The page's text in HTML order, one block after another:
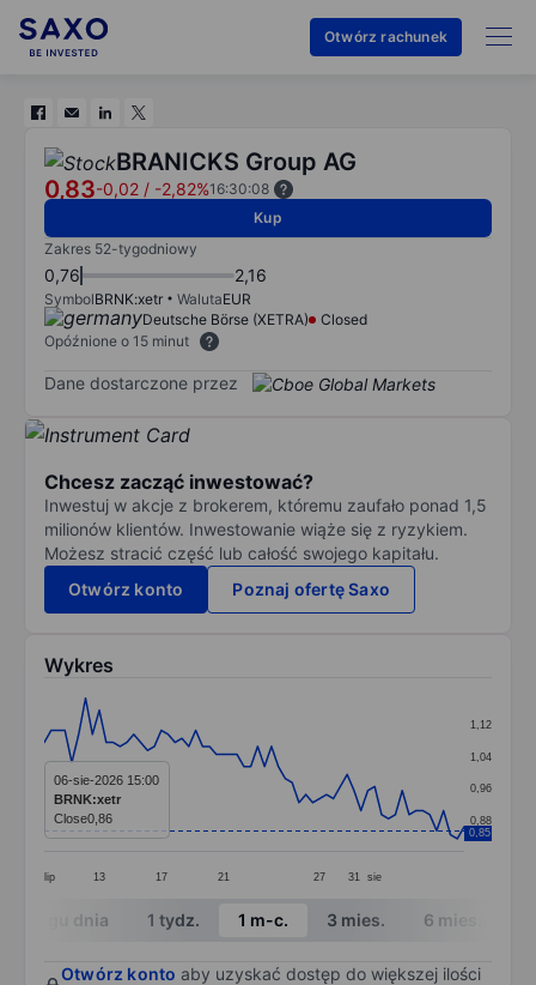
Otwórz rachunek
BRANICKS Group AG
0,83-0,02 / -2,82%16:30:08
Kup
Zakres 52-tygodniowy
0,76 2,16
SymbolBRNK:xetr WalutaEUR
Deutsche Börse (XETRA)
Closed
Opóźnione o 15 minut
Dane dostarczone przez
Chcesz zacząć inwestować?
Inwestuj w akcje z brokerem, któremu zaufało ponad 1,5
milionów klientów. Inwestowanie wiąże się z ryzykiem.
Możesz stracić część lub całość swojego kapitału.
Otwórz konto
Poznaj ofertę Saxo
Wykres
Line chart with 62 data points.
The chart has 1 X axis displaying categories.
The chart has 1 Y axis displaying values. Data ranges
lip 13 17 21 27 31 sie
0,88
0,96
1,04
1,12
0,85
06-sie-2026 15:00
BRNK:xetr
Close0,86
End of interactive chart.
W ciągu dnia 1 tydz. 1 m-c. 3 mies. 6 mies.
Otwórz konto aby uzyskać dostęp do większej ilości